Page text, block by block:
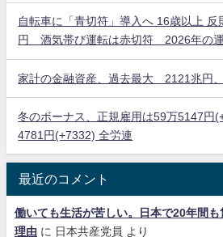
自転車に「青切符」導入へ 16歳以上
円 酒気帯び運転は赤切符 2026年の
家計の金融資産、過去最大 2121兆円
冬のボーナス、正規雇用は59万5147円
4781円(+7332) 全労連
最近のコメント
働いても生活が苦しい。日本で20年間
理由 に 日本共産党員 より